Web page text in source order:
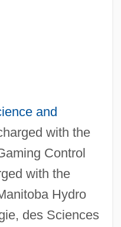
and
with the
Control
with the
Hydro
des Sciences